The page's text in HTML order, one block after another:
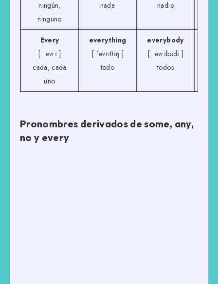
ningún,
ninguno
nada
nadie
Every
[ ˈevrɪ ]
cada, cada
uno
everything
[ ˈevrɪθɪŋ ]
todo
everybody
[ ˈevrɪbɒdɪ ]
todos
Pronombres derivados de some, any,
no y every